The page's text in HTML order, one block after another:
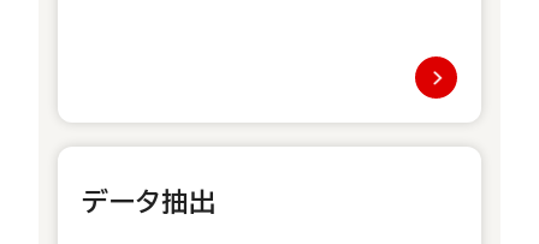
データ抽出